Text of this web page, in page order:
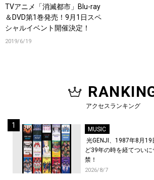
TVアニメ「消滅都市」Blu-ray
＆DVD第1巻発売！9月1日スペ
シャルイベント開催決定！
2019/6/19
アクセスランキング
MUSIC
光GENJI、1987年8月19
ど39年の時を経てつい
禁！
2026/8/7